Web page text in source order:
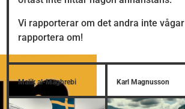
Vi rapporterar om det andra inte vågar
rapportera om!
Malik al-Maghrebi Karl Magnusson